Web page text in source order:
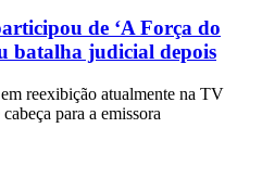
de ‘A Força do
batalha judicial depois
reexibição atualmente na TV
para a emissora